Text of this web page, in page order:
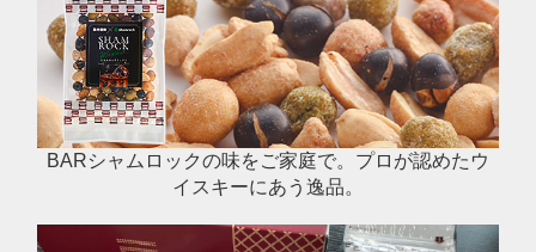
BARシャムロックの味をご家庭で。プロが認めたウ
イスキーにあう逸品。